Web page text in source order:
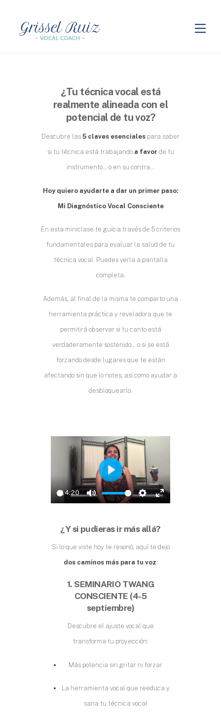
content
¿Tu técnica vocal está
realmente alineada con el
potencial de tu voz?
Descubre las 5 claves esenciales para saber
si tu técnica está trabajando a favor de tu
instrumento… o en su contra…
Hoy quiero ayudarte a dar un primer paso:
Mi Diagnóstico Vocal Consciente
En esta miniclase te guío a través de 5 criterios
fundamentales para evaluar la salud de tu
técnica vocal. Puedes verla a pantalla
completa.
Además, al final de la misma te comparto una
herramienta práctica y reveladora que te
permitirá observar si tu canto está
verdaderamente sostenido… o si se está
forzando desde lugares que te están
afectando sin que lo notes, así como ayudar a
desbloquearlo.
P
14:20
M
E
S
T
N
G
E
E
C
P
L
Y
¿Y si pudieras ir más allá?
Si lo que viste hoy te resonó, aquí te dejo
dos caminos más para tu voz:
1. SEMINARIO TWANG
CONSCIENTE (4-5
septiembre)
Descubre el ajuste vocal que
transforma tu proyección:
Más potencia sin gritar ni forzar
La herramienta vocal que reeduca y
sana tu técnica vocal